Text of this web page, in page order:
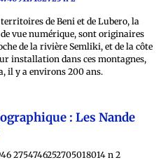
de Beni et de Lubero, la
vue numérique, sont originaires
de la rivière Semliki, et de la côte
installation dans ces montagnes,
il y a environs 200 ans.
: Les Nande